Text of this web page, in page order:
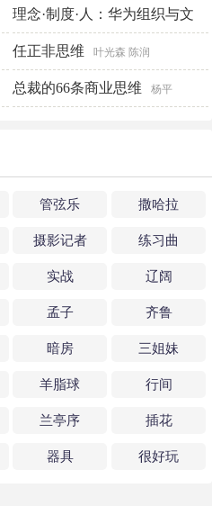
文
理念·制度·人：华为组织与文
化的底层逻辑 田涛
任正非思维 叶光森 陈润
总裁的66条商业思维 杨平
管弦乐 撒哈拉
摄影记者 练习曲
实战 辽阔
孟子 齐鲁
暗房 三姐妹
羊脂球 行间
兰亭序 插花
器具 很好玩